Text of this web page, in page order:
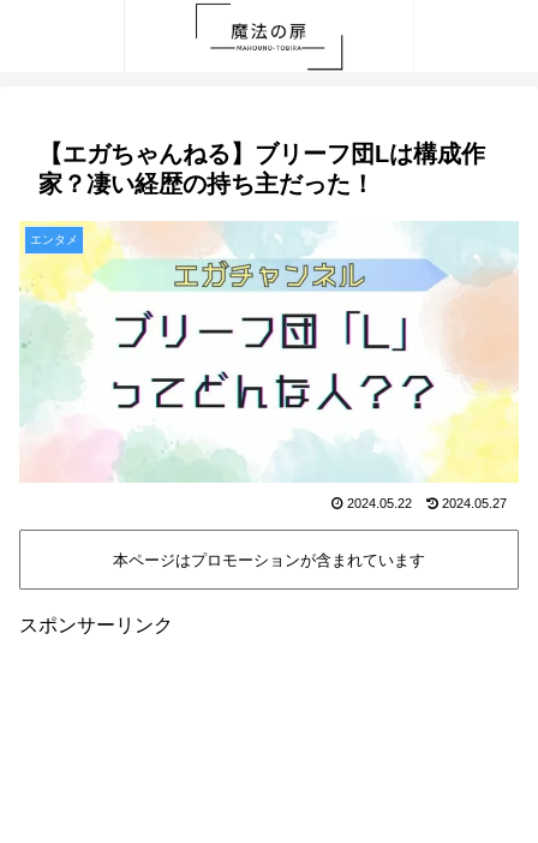
【エガちゃんねる】ブリーフ団Lは構成作
家？凄い経歴の持ち主だった！
エンタメ
2024.05.22 2024.05.27
本ページはプロモーションが含まれています
スポンサーリンク